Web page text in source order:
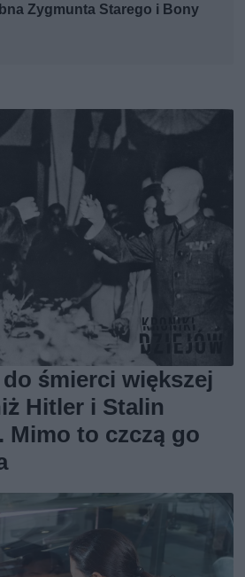
Zygmunta Starego i Bony
śmierci większej
Hitler i Stalin
Mimo to czczą go